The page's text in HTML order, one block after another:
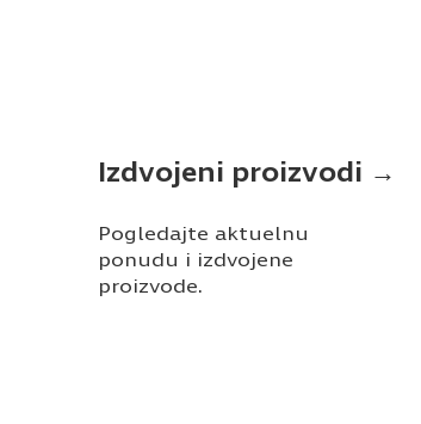
Izdvojeni proizvodi →
Pogledajte aktuelnu
ponudu i izdvojene
proizvode.